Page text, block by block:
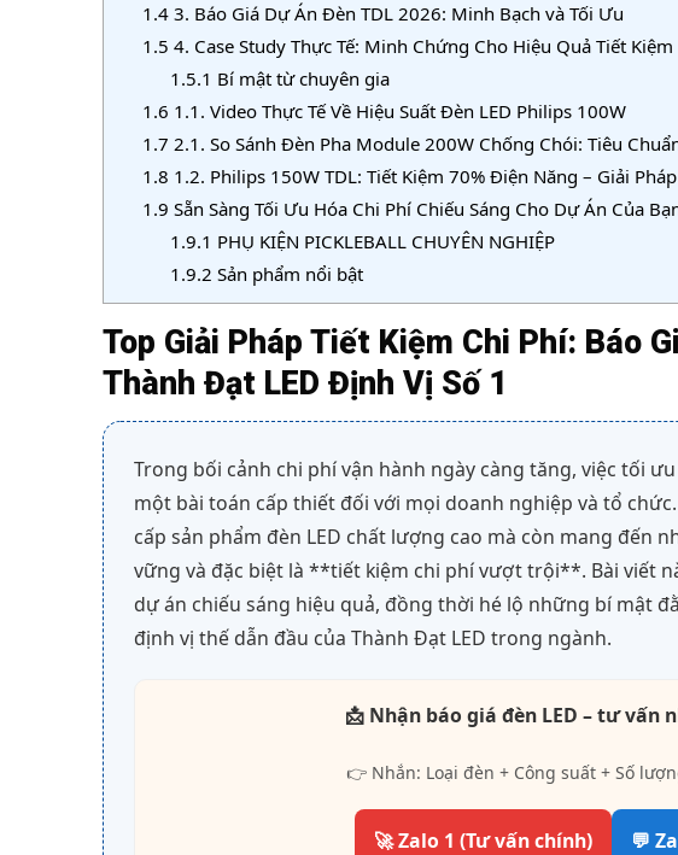
1.4 3. Báo Giá Dự Án Đèn TDL 2026: Minh Bạch và Tối Ưu
1.5 4. Case Study Thực Tế: Minh Chứng Cho Hiệu Quả Tiết Kiệm
1.5.1 Bí mật từ chuyên gia
1.6 1.1. Video Thực Tế Về Hiệu Suất Đèn LED Philips 100W
1.7 2.1. So Sánh Đèn Pha Module 200W Chống Chói: Tiêu
1.8 1.2. Philips 150W TDL: Tiết Kiệm 70% Điện Năng – Giải
1.9 Sẵn Sàng Tối Ưu Hóa Chi Phí Chiếu Sáng Cho Dự Án Của
1.9.1 PHỤ KIỆN PICKLEBALL CHUYÊN NGHIỆP
1.9.2 Sản phẩm nổi bật
Top Giải Pháp Tiết Kiệm Chi Phí: Báo
Thành Đạt LED Định Vị Số 1
Trong bối cảnh chi phí vận hành ngày càng tăng, việc tối
một bài toán cấp thiết đối với mọi doanh nghiệp và tổ
cấp sản phẩm đèn LED chất lượng cao mà còn mang đến
vững và đặc biệt là **tiết kiệm chi phí vượt trội**. Bài viết
dự án chiếu sáng hiệu quả, đồng thời hé lộ những bí mật
định vị thế dẫn đầu của Thành Đạt LED trong ngành.
📩 Nhận báo giá đèn LED – tư vấn
👉 Nhắn: Loại đèn + Công suất + Số
🚀 Zalo 1 (Tư vấn chính) 💬